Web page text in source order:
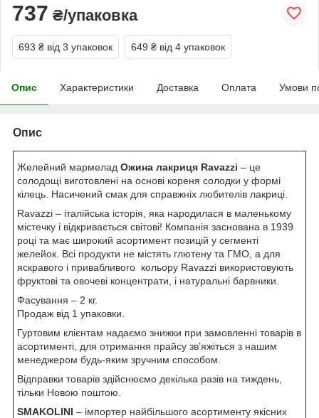
737 ₴/упаковка
693 ₴ від 3 упаковок 649 ₴ від 4 упаковок
Опис Характеристики Доставка Оплата Умови
Опис
Желейний мармелад Ожина лакриця Ravazzi – це
солодощі виготовлені на основі кореня солодки у формі
кілець. Насичений смак для справжніх любителів лакриці.
Ravazzi – iталійська історія, яка народилася в маленькому
містечку і відкривається світові! Компанія заснована в 1939
році та має широкий асортимент позицій у сегменті
желейок. Всі продукти не містять глютену та ГМО, а для
яскравого і привабливого кольору Ravazzi використовують
фруктові та овочеві концентрати, і натуральні барвники.
Фасування – 2 кг.
Продаж від 1 упаковки.
Гуртовим клієнтам надаємо знижки при замовленні товарів в
асортименті, для отримання прайсу зв’яжіться з нашим
менеджером будь-яким зручним способом.
Відправки товарів здійснюємо декілька разів на тиждень,
тільки Новою поштою.
SMAKOLINI – імпортер найбільшого асортименту якісних